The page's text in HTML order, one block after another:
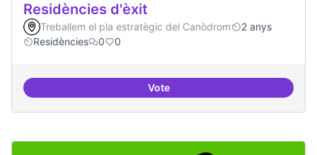
Residències d'èxit
Treballem el pla estratègic del Canòdrom
2 anys
Residències
0 0
VoteResidències d'èxit